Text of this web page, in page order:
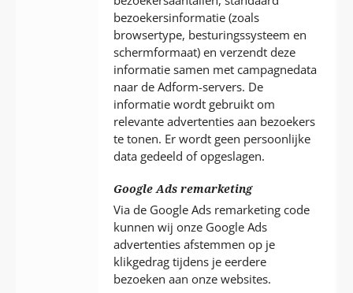
bezoekersinformatie (zoals
browsertype, besturingssysteem en
schermformaat) en verzendt deze
informatie samen met campagnedata
naar de Adform-servers. De
informatie wordt gebruikt om
relevante advertenties aan bezoekers
te tonen. Er wordt geen persoonlijke
data gedeeld of opgeslagen.
Google Ads remarketing
Via de Google Ads remarketing code
kunnen wij onze Google Ads
advertenties afstemmen op je
klikgedrag tijdens je eerdere
bezoeken aan onze websites.